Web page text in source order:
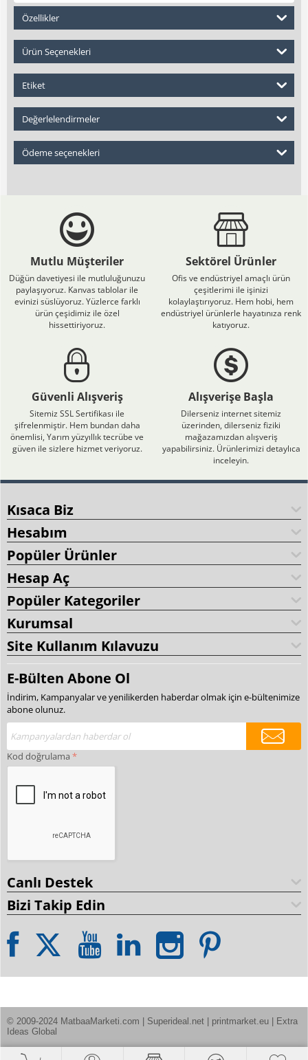
Özellikler
Ürün Seçenekleri
Etiket
Değerlelendirmeler
Ödeme seçenekleri
Mutlu Müşteriler
Düğün davetiyesi ile mutluluğunuzu
paylaşıyoruz. Kanvas tablolar ile
evinizi süslüyoruz. Yüzlerce farklı
ürün çeşidimiz ile özel
hissettiriyoruz.
Sektörel Ürünler
Ofis ve endüstriyel amaçlı ürün
çeşitlerimi ile işinizi
kolaylaştırıyoruz. Hem hobi, hem
endüstriyel ürünlerle hayatınıza renk
katıyoruz.
Güvenli Alışveriş
Sitemiz SSL Sertifikası ile
şifrelenmiştir. Hem bundan daha
önemlisi, Yarım yüzyıllık tecrübe ve
güven ile sizlere hizmet veriyoruz.
Alışverişe Başla
Dilerseniz internet sitemiz
üzerinden, dilerseniz fiziki
mağazamızdan alışveriş
yapabilirsiniz. Ürünlerimizi detaylıca
inceleyin.
Kısaca Biz
Hesabım
Popüler Ürünler
Hesap Aç
Popüler Kategoriler
Kurumsal
Site Kullanım Kılavuzu
E-Bülten Abone Ol
İndirim, Kampanyalar ve yenilikerden haberdar olmak için e-bültenimize
abone olunuz.
Kod doğrulama
Canlı Destek
Bizi Takip Edin
© 2009-2024 MatbaaMarketi.com | Superideal.net | printmarket.eu | Extra
Ideas Global